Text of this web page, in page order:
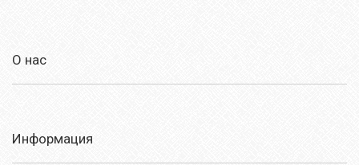
О нас
Информация